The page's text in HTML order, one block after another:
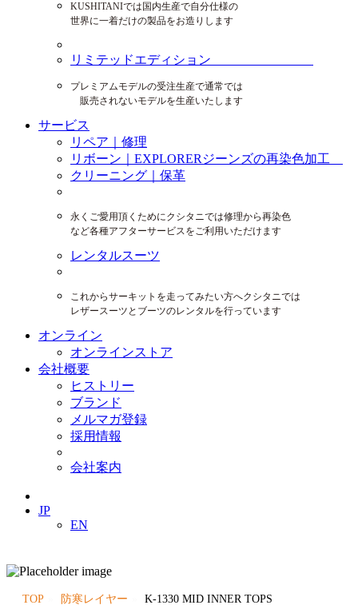
KUSHITANIでは国内生産で自分仕様の
世界に一着だけの製品をお造りします
リミテッドエディション
プレミアムモデルの受注生産で通常では
販売されないモデルを生産いたします
サービス
リペア｜修理
リボーン｜EXPLORERジーンズの再染色加工
クリーニング｜保革
永くご愛用頂くためにクシタニでは修理から再染色
など各種アフターサービスをご利用いただけます
レンタルスーツ
これからサーキットを走ってみたい方へクシタニでは
レザースーツとブーツのレンタルを行っています
オンライン
オンラインストア
会社概要
ヒストリー
ブランド
メルマガ登録
採用情報
会社案内
JP
EN
TOP 防寒レイヤー K-1330 MID INNER TOPS